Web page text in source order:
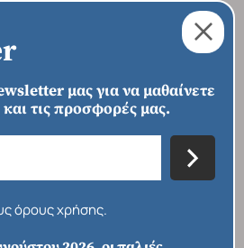
μας για να μαθαίνετε
τις προσφορές μας.
όρους χρήσης.
› ΕΥΡΏΠΗ › ΕΛΛΆΔΑ
Ιθάκη - Ζάκυνθος